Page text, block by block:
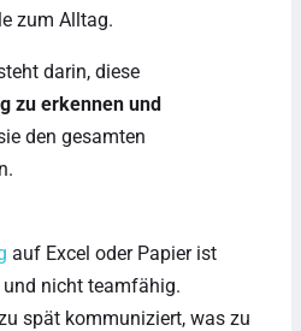
zum Alltag.
darin, diese
zu erkennen und
den gesamten
auf Excel oder Papier ist
nicht teamfähig.
spät kommuniziert, was zu